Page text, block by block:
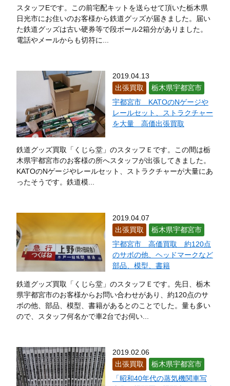
スタッフEです。この前宅配キットを送らせて頂いた栃木県
日光市にお住いのお客様から鉄道グッズが届きました。届い
た鉄道グッズは古い硬券等で段ボール2箱分がありました。
電話やメールからも切符に...
2019.04.13
出張買取
栃木県宇都宮市
宇都宮市 KATOのNゲージや
レールセット、ストラクチャー
を大量 高価出張買取
鉄道グッズ買取「くじら堂」のスタッフＥです。この間は栃
木県宇都宮市のお客様の所へスタッフが出張してきました。
KATOのNゲージやレールセット、ストラクチャーが大量にあ
ったそうです。鉄道模...
2019.04.07
出張買取
栃木県宇都宮市
宇都宮市 高価買取 約120点
のサボの他、ヘッドマークなど
部品、模型、書籍
鉄道グッズ買取「くじら堂」のスタッフＥです。先日、栃木
県宇都宮市のお客様からお問い合わせがあり、約120点のサ
ボの他、部品、模型、書籍があるとのことでした。量も多い
ので、スタッフ何名かで車2台でお伺い...
2019.02.06
出張買取
栃木県宇都宮市
「昭和40年代の蒸気機関車写